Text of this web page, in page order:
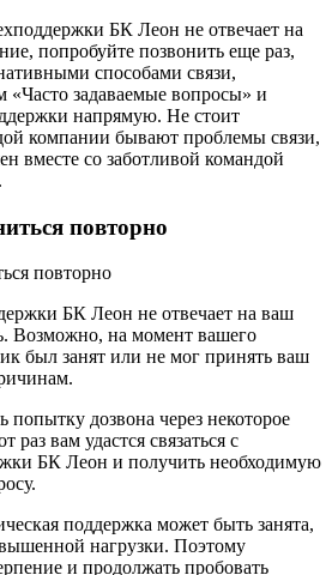
БК Леон не отвечает на
попробуйте позвонить еще раз,
способами связи,
«Часто задаваемые вопросы» и
напрямую. Не стоит
компании бывают проблемы связи,
вместе со заботливой командой
повторно
БК Леон не отвечает на ваш
Возможно, на момент вашего
был занят или не мог принять ваш
попытку дозвона через некоторое
вам удастся связаться с
БК Леон и получить необходимую
поддержка может быть занята,
нагрузки. Поэтому
и продолжать пробовать